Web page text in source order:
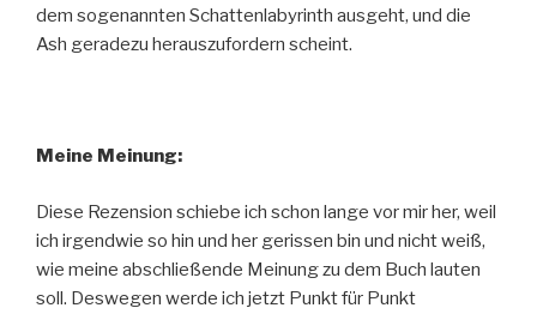
dem sogenannten Schattenlabyrinth ausgeht, und die
Ash geradezu herauszufordern scheint.
Meine Meinung:
Diese Rezension schiebe ich schon lange vor mir her, weil
ich irgendwie so hin und her gerissen bin und nicht weiß,
wie meine abschließende Meinung zu dem Buch lauten
soll. Deswegen werde ich jetzt Punkt für Punkt